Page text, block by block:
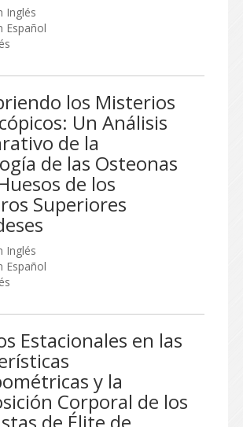
Inglés
Español
los Misterios
Un Análisis
de la
de las Osteonas
de los
Superiores
Inglés
Español
Estacionales en las
y la
Corporal de los